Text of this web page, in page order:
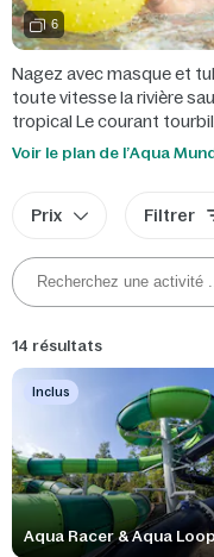
6
Nagez avec masque et
toute vitesse la rivière
tropical Le courant
sur la rivière sauvage.
plongée avec Discover
Voir le plan de l’Aqua
Prix Filtrer
14 résultats
Inclus
Aqua Racer & Aqua